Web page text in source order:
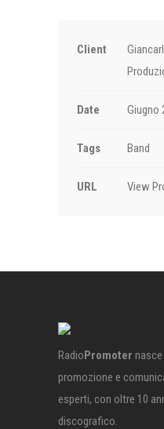
Client
Date Giugno
Tags Band
URL View
RadioPromoter
promozione e
esperti, con oltre 10
discografico.